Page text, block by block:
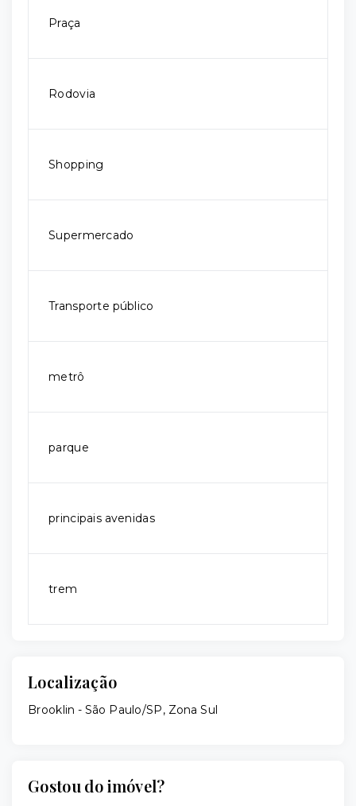
Praça
Rodovia
Shopping
Supermercado
Transporte público
metrô
parque
principais avenidas
trem
Localização
Brooklin - São Paulo/SP, Zona Sul
Gostou do imóvel?